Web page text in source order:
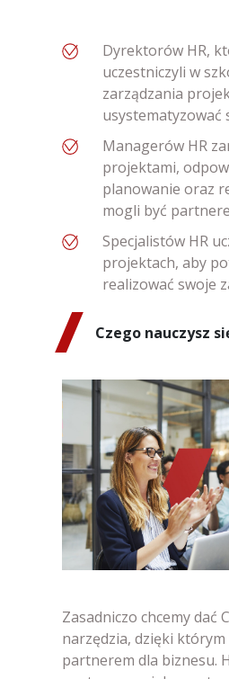
Dyrektorów HR,
uczestniczyli w
zarządzania
usystematyzować
Managerów HR
projektami,
planowanie oraz
mogli być
Specjalistów HR
projektach, aby
realizować swoje
Czego nauczysz
Zasadniczo chcemy dać
narzędzia, dzięki którym
partnerem dla biznesu.